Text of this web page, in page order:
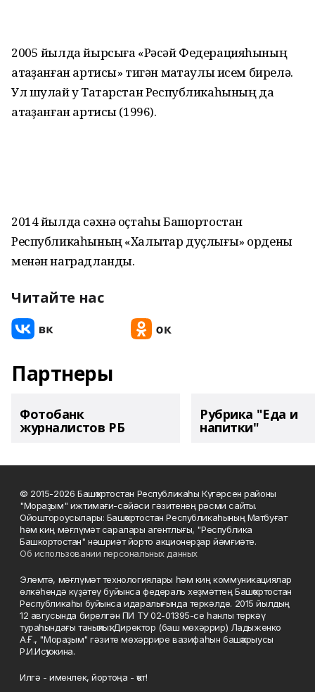
2005 йылда йырсыға «Рәсәй Федерацияһының
атҡаҙанған артисы» тигән маҡтаулы исем бирелә.
Ул шулай уҡ Татарстан Республикаһының да
атҡаҙанған артисы (1996).
2014 йылда сәхнә оҫтаһы Башҡортостан
Республикаһының «Халыҡтар дуҫлығы» ордены
менән наградланды.
Читайте нас
Партнеры
Фотобанк
журналистов РБ
Рубрика "Еда и
напитки"
© 2015-2026 Башҡортостан Республикаһы Күгәрсен районы
"Мораҙым" ижтимағи-сәйәси гәзитенең рәсми сайты.
Ойоштороусылары: Башҡортостан Республикаһының Матбуғат
һәм киң мәғлүмәт саралары агентлығы, "Республика
Башкортостан" нәшриәт йорто акционерҙар йәмғиәте.
Об использовании персональных данных
Элемтә, мәғлүмәт технологиялары һәм киң коммуникациялар
өлкәһендә күҙәтеү буйынса федераль хеҙмәттең Башҡортостан
Республикаһы буйынса идаралығында теркәлде. 2015 йылдың
12 авгусында бирелгән ПИ ТУ 02-01395-се һанлы теркәү
тураһындағы таныҡлыҡ. Директор (баш мөхәррир) Ладыженко
А.Ғ., "Мораҙым" гәзите мөхәррире вазифаһын башҡарыусы
Р.И.Исҡужина.
Илгә - именлек, йортоңа - ҡот!